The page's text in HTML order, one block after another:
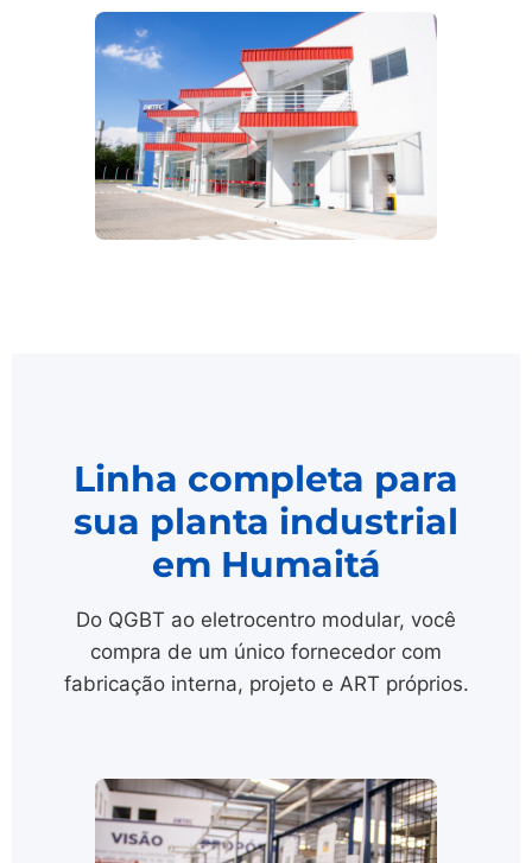
Linha completa para
sua planta industrial
em Humaitá
Do QGBT ao eletrocentro modular, você
compra de um único fornecedor com
fabricação interna, projeto e ART próprios.